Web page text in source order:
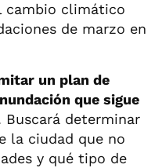
cambio climático
de marzo en
un plan de
que sigue
Buscará determinar
la ciudad que no
y qué tipo de